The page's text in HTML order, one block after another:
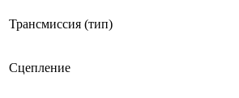
Трансмиссия (тип)
Сцепление